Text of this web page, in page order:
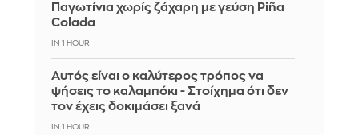
Παγωτίνια χωρίς ζάχαρη με γεύση Piña
Colada
IN 1 HOUR
Αυτός είναι ο καλύτερος τρόπος να
ψήσεις το καλαμπόκι - Στοίχημα ότι δεν
τον έχεις δοκιμάσει ξανά
IN 1 HOUR